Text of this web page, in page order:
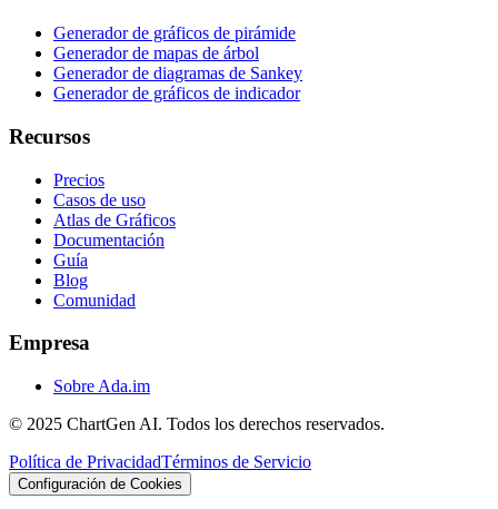
Generador de gráficos de pirámide
Generador de mapas de árbol
Generador de diagramas de Sankey
Generador de gráficos de indicador
Recursos
Precios
Casos de uso
Atlas de Gráficos
Documentación
Guía
Blog
Comunidad
Empresa
Sobre Ada.im
© 2025 ChartGen AI. Todos los derechos reservados.
Política de PrivacidadTérminos de Servicio
Configuración de Cookies